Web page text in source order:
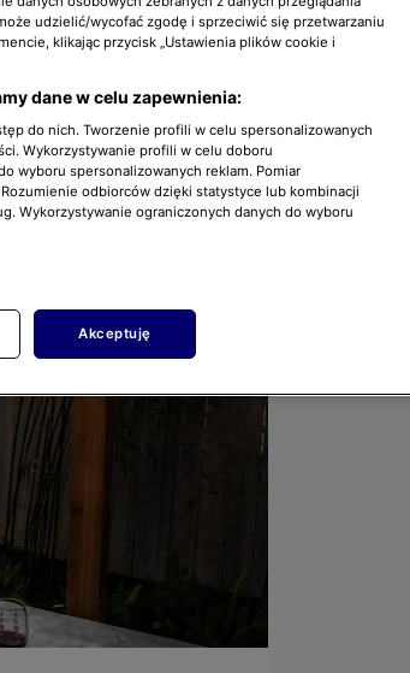
udzielić/wycofać zgodę i sprzeciwić się przetwarzaniu
klikając przycisk „Ustawienia plików cookie i
dane w celu zapewnienia:
do nich. Tworzenie profili w celu spersonalizowanych
Wykorzystywanie profili w celu doboru
wyboru spersonalizowanych reklam. Pomiar
odbiorców dzięki statystyce lub kombinacji
Wykorzystywanie ograniczonych danych do wyboru
Akceptuję